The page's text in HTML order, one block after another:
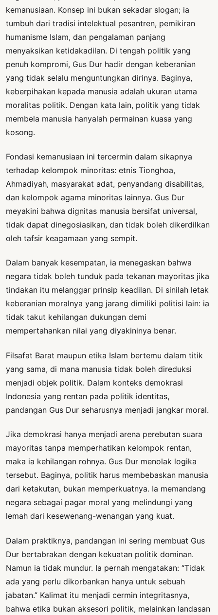
kemanusiaan. Konsep ini bukan sekadar slogan; ia
tumbuh dari tradisi intelektual pesantren, pemikiran
humanisme Islam, dan pengalaman panjang
menyaksikan ketidakadilan. Di tengah politik yang
penuh kompromi, Gus Dur hadir dengan keberanian
yang tidak selalu menguntungkan dirinya. Baginya,
keberpihakan kepada manusia adalah ukuran utama
moralitas politik. Dengan kata lain, politik yang tidak
membela manusia hanyalah permainan kuasa yang
kosong.
Fondasi kemanusiaan ini tercermin dalam sikapnya
terhadap kelompok minoritas: etnis Tionghoa,
Ahmadiyah, masyarakat adat, penyandang disabilitas,
dan kelompok agama minoritas lainnya. Gus Dur
meyakini bahwa dignitas manusia bersifat universal,
tidak dapat dinegosiasikan, dan tidak boleh dikerdilkan
oleh tafsir keagamaan yang sempit.
Dalam banyak kesempatan, ia menegaskan bahwa
negara tidak boleh tunduk pada tekanan mayoritas jika
tindakan itu melanggar prinsip keadilan. Di sinilah letak
keberanian moralnya yang jarang dimiliki politisi lain: ia
tidak takut kehilangan dukungan demi
mempertahankan nilai yang diyakininya benar.
Filsafat Barat maupun etika Islam bertemu dalam titik
yang sama, di mana manusia tidak boleh direduksi
menjadi objek politik. Dalam konteks demokrasi
Indonesia yang rentan pada politik identitas,
pandangan Gus Dur seharusnya menjadi jangkar moral.
Jika demokrasi hanya menjadi arena perebutan suara
mayoritas tanpa memperhatikan kelompok rentan,
maka ia kehilangan rohnya. Gus Dur menolak logika
tersebut. Baginya, politik harus membebaskan manusia
dari ketakutan, bukan memperkuatnya. Ia memandang
negara sebagai pagar moral yang melindungi yang
lemah dari kesewenang-wenangan yang kuat.
Dalam praktiknya, pandangan ini sering membuat Gus
Dur bertabrakan dengan kekuatan politik dominan.
Namun ia tidak mundur. Ia pernah mengatakan: “Tidak
ada yang perlu dikorbankan hanya untuk sebuah
jabatan.” Kalimat itu menjadi cermin integritasnya,
bahwa etika bukan aksesori politik, melainkan landasan